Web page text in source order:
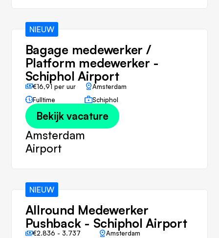
NIEUW
Bagage medewerker /
Platform medewerker -
Schiphol Airport
€16,91 per uur
Amsterdam
Fulltime
Schiphol
Bekijk vacature
Amsterdam
Airport
NIEUW
Allround Medewerker
Pushback - Schiphol Airport
€2.836 - 3.737
Amsterdam